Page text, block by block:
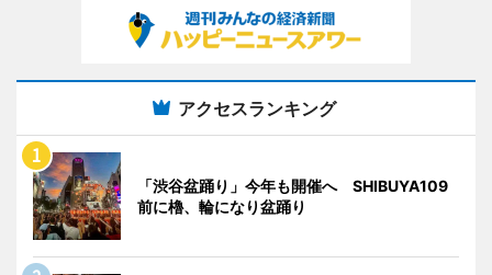
アクセスランキング
「渋谷盆踊り」今年も開催へ SHIBUYA109
前に櫓、輪になり盆踊り